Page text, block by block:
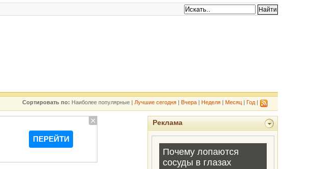
Сортировать по: Наиболее популярные | Лучшие сегодня| Вчера| Неделя| Месяц| Год|
Реклама